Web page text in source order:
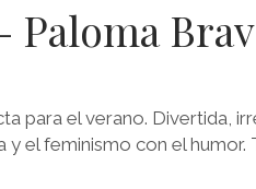
Paloma
para el verano. Divertida,
el feminismo con el humor.